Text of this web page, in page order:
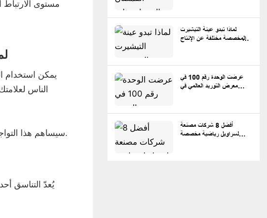
مستوى
يمكن استخدام
الناس
سيساهم هذا التواجد المنتظم في تعزيز الوعي بالعلامة التجارية وجعل عملك التجاري أكثر شهرة لدى الجماهير بمرور الوقت.
يُعدّ التناسق
لماذا تبدو عينة التيشيرت
المخصصة مختلفة عن الإنتاج
عرضت الوحدة رقم 100 في
معرض التوريد العالمي في
أفضل 8 شركات مصنعة
لسراويل رياضية مخصصة